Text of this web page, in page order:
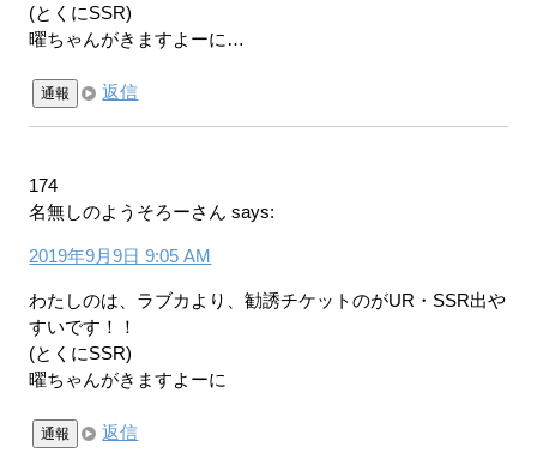
(とくにSSR)
曜ちゃんがきますよーに…
通報 返信
174
名無しのようそろーさん says:
2019年9月9日 9:05 AM
わたしのは、ラブカより、勧誘チケットのがUR・SSR出や
すいです！！
(とくにSSR)
曜ちゃんがきますよーに
通報 返信